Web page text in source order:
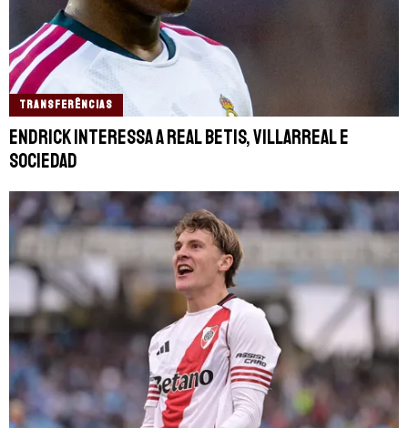
TRANSFERÊNCIAS
Endrick interessa a Real Betis, Villarreal e
Sociedad